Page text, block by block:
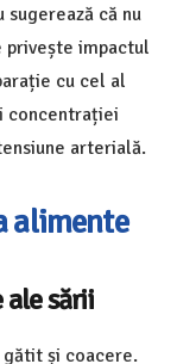
că nu
privește impactul
cu cel al
concentrației
arterială.
alimente
sării
și coacere.